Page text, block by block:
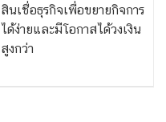
สินเชื่อธุรกิจเพื่อขยายกิจการ
ได้ง่ายและมีโอกาสได้วงเงิน
สูงกว่า